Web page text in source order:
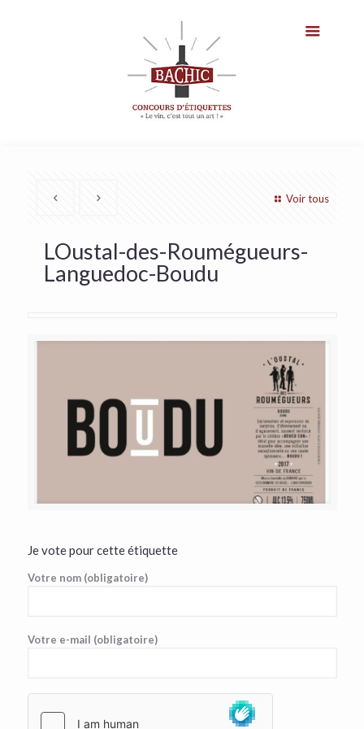
Voir tous
LOustal-des-Roumégueurs-
Languedoc-Boudu
Je vote pour cette étiquette
Votre nom (obligatoire)
Votre e-mail (obligatoire)